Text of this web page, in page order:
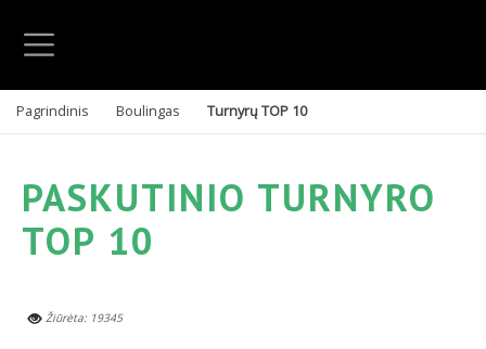
Pagrindinis Boulingas Turnyrų TOP 10
PASKUTINIO TURNYRO
TOP 10
Žiūrėta: 19345